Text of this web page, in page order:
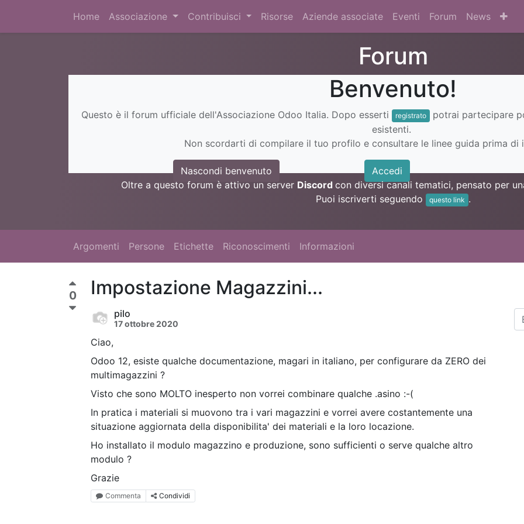
Home Associazione Contribuisci Risorse Aziende associate Eventi Forum News
Forum
Benvenuto!
Questo è il forum ufficiale dell'Associazione Odoo Italia. Dopo esserti registrato
potrai partecipare
esistenti.
Non scordarti di compilare il tuo profilo e consultare le linee guida prima di
Nascondi benvenuto Accedi
Oltre a questo forum è attivo un server Discord con diversi canali tematici, pensato per
Puoi iscriverti seguendo
questo link .
Argomenti Persone Etichette Riconoscimenti Informazioni
0 Impostazione Magazzini...
pilo
17 ottobre 2020
Ciao,
Odoo 12, esiste qualche documentazione, magari in italiano, per configurare da ZERO dei
multimagazzini ?
Visto che sono MOLTO inesperto non vorrei combinare qualche .asino :-(
In pratica i materiali si muovono tra i vari magazzini e vorrei avere costantemente una
situazione aggiornata della disponibilita' dei materiali e la loro locazione.
Ho installato il modulo magazzino e produzione, sono sufficienti o serve qualche altro
modulo ?
Grazie
Commenta Condividi